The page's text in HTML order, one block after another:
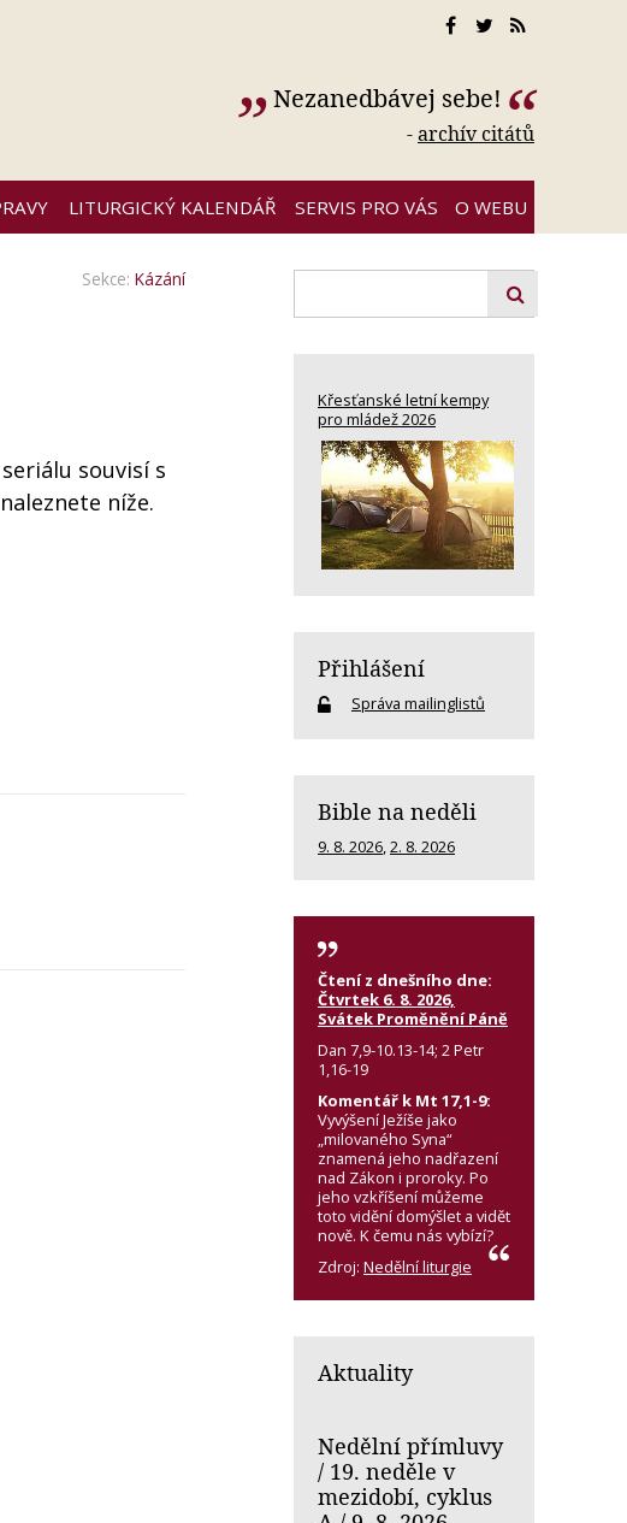
Nezanedbávej sebe!
-archív citátů
LITURGICKÝ KALENDÁŘ SERVIS PRO VÁS O WEBU
Sekce: Kázání
souvisí s
níže.
Křesťanské letní kempy
pro mládež 2026
Přihlášení
Správa mailinglistů
Bible na neděli
9. 8. 2026 2. 8. 2026
Čtení z dnešního dne:
Čtvrtek 6. 8. 2026,
Svátek Proměnění Páně
Dan 7,9-10.13-14; 2 Petr
1,16-19
Komentář k Mt 17,1-9:
Vyvýšení Ježíše jako
„milovaného Syna“
znamená jeho nadřazení
nad Zákon i proroky. Po
jeho vzkříšení můžeme
toto vidění domýšlet a vidět
nově. K čemu nás vybízí?
Zdroj: Nedělní liturgie
Aktuality
Nedělní přímluvy
/ 19. neděle v
mezidobí, cyklus